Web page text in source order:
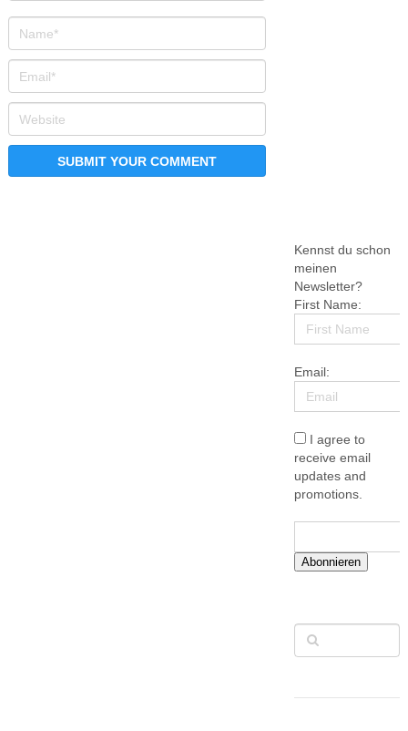
Kennst du schon
meinen
Newsletter?
First Name:
Email:
I agree to
receive email
updates and
promotions.
Abonnieren